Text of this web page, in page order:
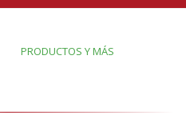
PRODUCTOS Y MÁS